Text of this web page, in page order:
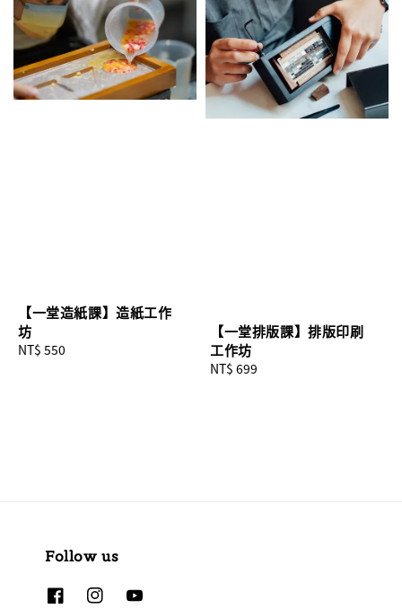
【一堂造紙課】造紙工作
坊
Regular
NT$ 550
【一堂排版課】排版印刷
工作坊
Regular
NT$ 699
Follow us